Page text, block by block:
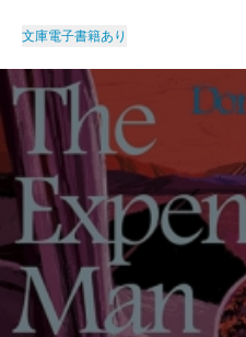
文庫電子書籍あり